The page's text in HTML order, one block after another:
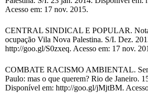
Acesso em: 17 nov. 2015.
CENTRAL SINDICAL E POPULAR.
ocupação Vila Nova Palestina. S/I. Dez.
http://goo.gl/S0zxeq. Acesso em: 17 nov.
COMBATE RACISMO AMBIENTAL.
Paulo: mas o que querem? Rio de Janeiro.
Disponível em: http://goo.gl/jMjtBM.